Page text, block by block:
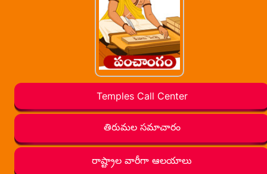
Temples Call Center
తిరుమల సమాచారం
రాష్ట్రాల వారీగా ఆలయాలు